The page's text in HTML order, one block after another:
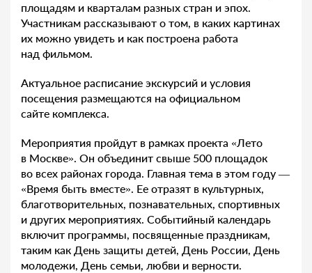
площадям и кварталам разных стран и эпох.
Участникам рассказывают о том, в каких картинах
их можно увидеть и как построена работа
над фильмом.
Актуальное расписание экскурсий и условия
посещения размещаются на официальном
сайте комплекса.
Мероприятия пройдут в рамках проекта «Лето
в Москве». Он объединит свыше 500 площадок
во всех районах города. Главная тема в этом году —
«Время быть вместе». Ее отразят в культурных,
благотворительных, познавательных, спортивных
и других мероприятиях. Событийный календарь
включит программы, посвященные праздникам,
таким как День защиты детей, День России, День
молодежи, День семьи, любви и верности.